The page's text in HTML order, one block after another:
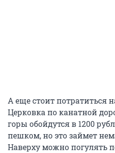
А еще стоит потратиться
Церковка по канатной
горы обойдутся в 1200
пешком, но это займет
Наверху можно погулять